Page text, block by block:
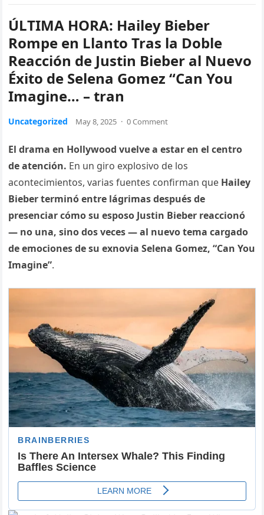
ÚLTIMA HORA: Hailey Bieber
Rompe en Llanto Tras la Doble
Reacción de Justin Bieber al Nuevo
Éxito de Selena Gomez “Can You
Imagine… – tran
Uncategorized May 8, 2025 · 0 Comment
El drama en Hollywood vuelve a estar en el centro
de atención. En un giro explosivo de los
acontecimientos, varias fuentes confirman que Hailey
Bieber terminó entre lágrimas después de
presenciar cómo su esposo Justin Bieber reaccionó
— no una, sino dos veces — al nuevo tema cargado
de emociones de su exnovia Selena Gomez, “Can You
Imagine”.